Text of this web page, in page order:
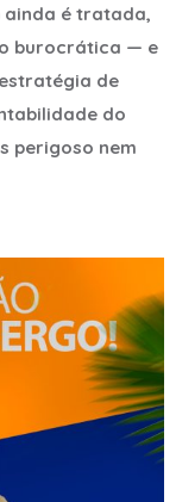
ainda é tratada,
burocrática — e
de
do
perigoso nem